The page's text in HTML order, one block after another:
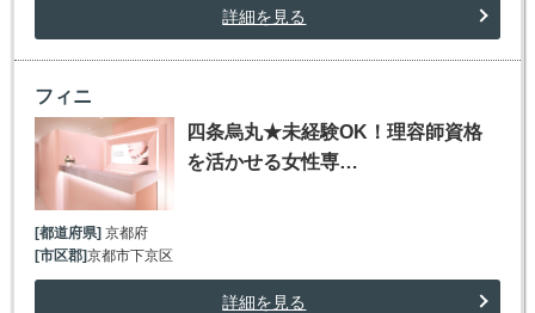
詳細を見る
フィニ
四条烏丸★未経験OK！理容師資格
を活かせる女性専…
[都道府県] 京都府
[市区郡]京都市下京区
詳細を見る